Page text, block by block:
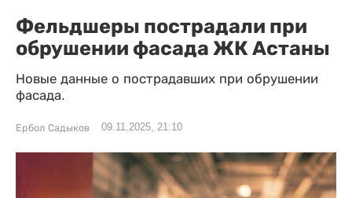
Фельдшеры пострадали при
обрушении фасада ЖК Астаны
Новые данные о пострадавших при обрушении
фасада.
Ербол Садыков 09.11.2025, 21:10